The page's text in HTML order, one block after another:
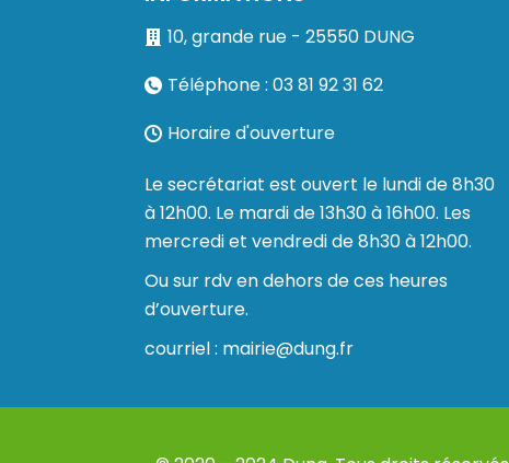
10, grande rue - 25550 DUNG
Téléphone : 03 81 92 31 62
Horaire d'ouverture
Le secrétariat est ouvert le lundi de 8h30
à 12h00. Le mardi de 13h30 à 16h00. Les
mercredi et vendredi de 8h30 à 12h00.
Ou sur rdv en dehors de ces heures
d’ouverture.
courriel : mairie@dung.fr